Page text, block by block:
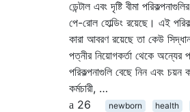
ডেন্টাল এবং দৃষ্টি বীমা
পে-রোল হোল্ডিং রয়েছে। এই
কারা আবরণ রয়েছে তা কেউ
পত্নীর নিয়োগকর্তা থেকে অন্যের
পরিকল্পনাগুলি বেছে নিন এবং
কর্মচারী, …
26
newborn health